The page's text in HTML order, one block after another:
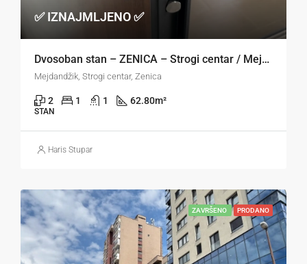
✅ IZNAJMLJENO ✅
Dvosoban stan – ZENICA – Strogi centar / Mejdandžik
Mejdandžik, Strogi centar, Zenica
2 1 1 62.80m²
STAN
Haris Stupar
ZAVRŠENO PRODANO